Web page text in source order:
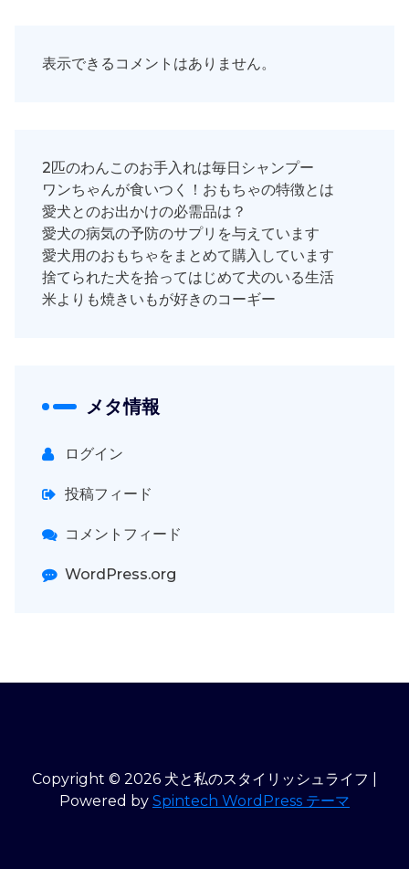
表示できるコメントはありません。
2匹のわんこのお手入れは毎日シャンプー
ワンちゃんが食いつく！おもちゃの特徴とは
愛犬とのお出かけの必需品は？
愛犬の病気の予防のサプリを与えています
愛犬用のおもちゃをまとめて購入しています
捨てられた犬を拾ってはじめて犬のいる生活
米よりも焼きいもが好きのコーギー
メタ情報
ログイン
投稿フィード
コメントフィード
WordPress.org
Copyright © 2026 犬と私のスタイリッシュライフ |
Powered by Spintech WordPress テーマ